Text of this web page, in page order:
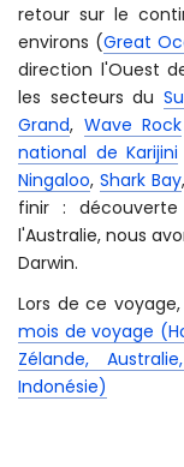
cantonner nos
les endroits, nous
tantôt en van ou
coins de
internes. Voici
et lesBlue
retour sur le
environs (Great
direction l'Ouest
les secteurs du
national de Karijini
Ningaloo,Shark Bay
finir :
l'Australie, nous